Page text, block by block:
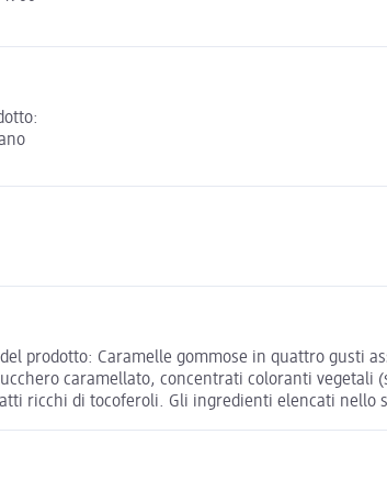
prodotto: Caramelle gommose in quattro gusti
caramellato, concentrati coloranti
ricchi di tocoferoli. Gli ingredienti elencati